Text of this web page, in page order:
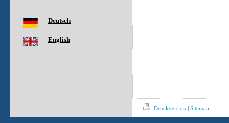
Deutsch
English
Druckversion | Sitemap